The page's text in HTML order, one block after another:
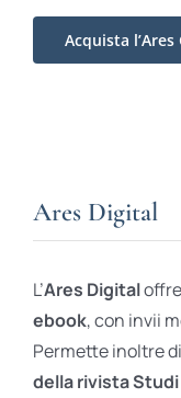
Acquista l’Ares
Ares Digital
L’Ares Digitaloffre
ebook, con invii
Permette inoltre
della rivista